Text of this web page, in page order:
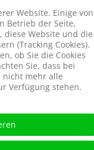
Website. Einige von
Betrieb der Seite,
Website und die
(Tracking Cookies).
ob Sie die Cookies
Sie, dass bei
nicht mehr alle
Verfügung stehen.